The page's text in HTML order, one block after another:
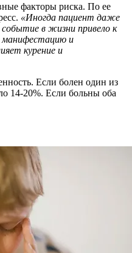
факторы риска. По ее
«Иногда пациент даже
в жизни привело к
манифестацию и
курение и
Если болен один из
14-20%. Если больны оба